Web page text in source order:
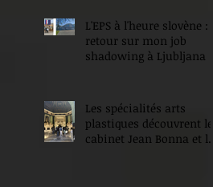
L'EPS à l'heure slovène :
retour sur mon job
shadowing à Ljubljana
Les spécialités arts
plastiques découvrent le
cabinet Jean Bonna et les